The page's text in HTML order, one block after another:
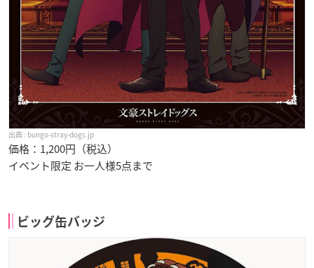
bungo-stray-dogs.jp
価格：1,200円（税込）
イベント限定 お一人様5点まで
ビッグ缶バッジ